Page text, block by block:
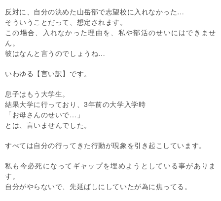
反対に、自分の決めた山岳部で志望校に入れなかった…
そういうことだって、想定されます。
この場合、入れなかった理由を、私や部活のせいにはできませ
ん。
彼はなんと言うのでしょうね…
いわゆる【言い訳】です。
息子はもう大学生。
結果大学に行っており、3年前の大学入学時
「お母さんのせいで…」
とは、言いませんでした。
すべては自分の行ってきた行動が現象を引き起こしています。
私も今必死になってギャップを埋めようとしている事がありま
す。
自分がやらないで、先延ばしにしていたが為に焦ってる。